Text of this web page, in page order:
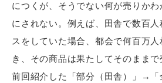
につくが、そうでない何が売りか
にされない。例えば、田舎で数百
スをしていた場合、都会で何百万人
き、その商品は果たしてそのままで
前回紹介した「部分（田舎）」→「